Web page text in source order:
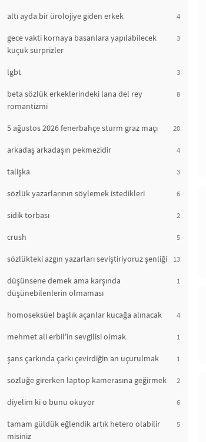
altı ayda bir ürolojiye giden erkek 4
gece vakti kornaya basanlara yapılabilecek
küçük sürprizler
3
lgbt 3
beta sözlük erkeklerindeki lana del rey
romantizmi
8
5 ağustos 2026 fenerbahçe sturm graz maçı 20
arkadaş arkadaşın pekmezidir 4
talişka 3
sözlük yazarlarının söylemek istedikleri 6
sidik torbası 2
crush 5
sözlükteki azgın yazarları seviştiriyoruz şenliği 13
düşünsene demek ama karşında
düşünebilenlerin olmaması
1
homoseksüel başlık açanlar kucağa alınacak 4
mehmet ali erbil'in sevgilisi olmak 1
şans çarkında çarkı çevirdiğin an uçurulmak 1
sözlüğe girerken laptop kamerasına geğirmek 2
diyelim ki o bunu okuyor 6
tamam güldük eğlendik artık hetero olabilir
misiniz
5